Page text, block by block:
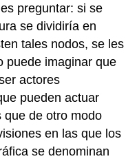
preguntar: si se
se dividiría en
tales nodos, se les
puede imaginar que
actores
pueden actuar
que de otro modo
en las que los
se denominan